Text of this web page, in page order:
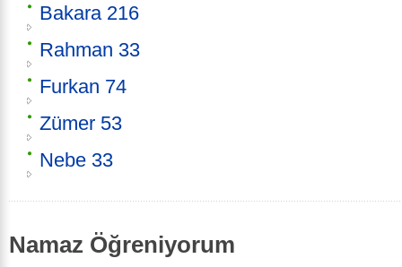
Bakara 216
Rahman 33
Furkan 74
Zümer 53
Nebe 33
Namaz Öğreniyorum